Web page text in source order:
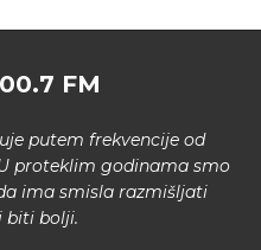
FM
putem frekvencije od
proteklim godinama smo
ima smisla razmišljati
biti bolji.